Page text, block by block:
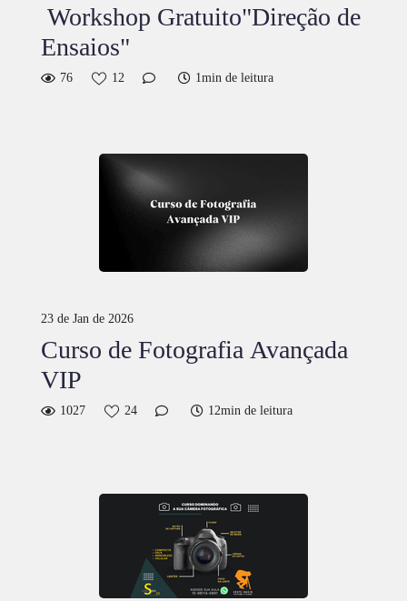
Workshop Gratuito"Direção de
Ensaios"
76 12 1min de leitura
23 de Jan de 2026
Curso de Fotografia Avançada
VIP
1027 24 12min de leitura